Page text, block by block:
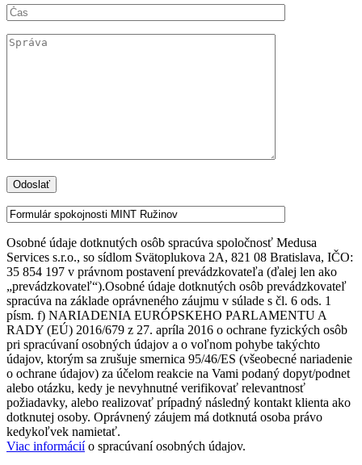
Osobné údaje dotknutých osôb spracúva spoločnosť Medusa
Services s.r.o., so sídlom Svätoplukova 2A, 821 08 Bratislava, IČO:
35 854 197 v právnom postavení prevádzkovateľa (ďalej len ako
„prevádzkovateľ“).Osobné údaje dotknutých osôb prevádzkovateľ
spracúva na základe oprávneného záujmu v súlade s čl. 6 ods. 1
písm. f) NARIADENIA EURÓPSKEHO PARLAMENTU A
RADY (EÚ) 2016/679 z 27. apríla 2016 o ochrane fyzických osôb
pri spracúvaní osobných údajov a o voľnom pohybe takýchto
údajov, ktorým sa zrušuje smernica 95/46/ES (všeobecné nariadenie
o ochrane údajov) za účelom reakcie na Vami podaný dopyt/podnet
alebo otázku, kedy je nevyhnutné verifikovať relevantnosť
požiadavky, alebo realizovať prípadný následný kontakt klienta ako
dotknutej osoby. Oprávnený záujem má dotknutá osoba právo
kedykoľvek namietať.
Viac informáciío spracúvaní osobných údajov.